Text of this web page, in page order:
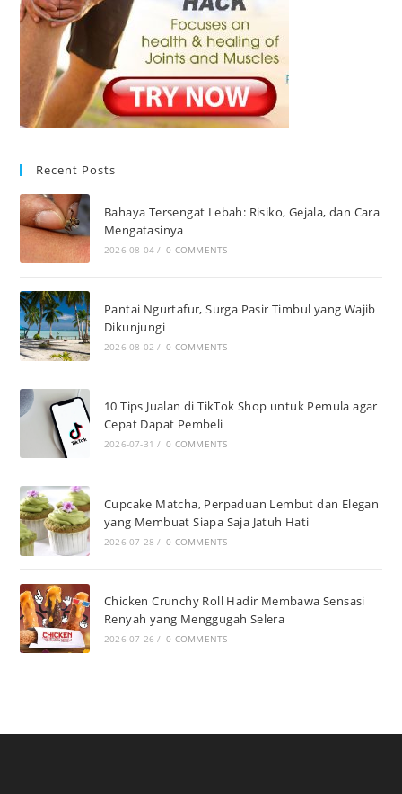
Recent Posts
Bahaya Tersengat Lebah: Risiko, Gejala, dan Cara
Mengatasinya
2026-08-04 / 0 COMMENTS
Pantai Ngurtafur, Surga Pasir Timbul yang Wajib
Dikunjungi
2026-08-02 / 0 COMMENTS
10 Tips Jualan di TikTok Shop untuk Pemula agar
Cepat Dapat Pembeli
2026-07-31 / 0 COMMENTS
Cupcake Matcha, Perpaduan Lembut dan Elegan
yang Membuat Siapa Saja Jatuh Hati
2026-07-28 / 0 COMMENTS
Chicken Crunchy Roll Hadir Membawa Sensasi
Renyah yang Menggugah Selera
2026-07-26 / 0 COMMENTS